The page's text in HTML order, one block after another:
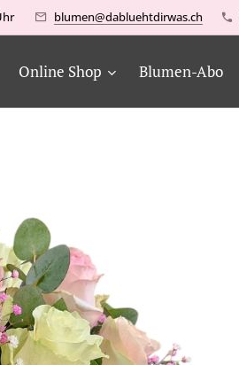
blumen@dabluehtdirwas.ch
Online Shop Blumen-Abo